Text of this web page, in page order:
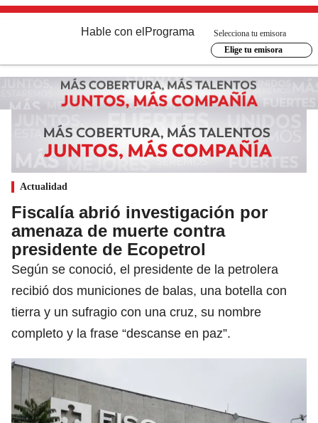
Hable con el Programa
Selecciona tu emisora
Elige tu emisora
Actualidad
Fiscalía abrió investigación por
amenaza de muerte contra
presidente de Ecopetrol
Según se conoció, el presidente de la petrolera
recibió dos municiones de balas, una botella con
tierra y un sufragio con una cruz, su nombre
completo y la frase “descanse en paz”.